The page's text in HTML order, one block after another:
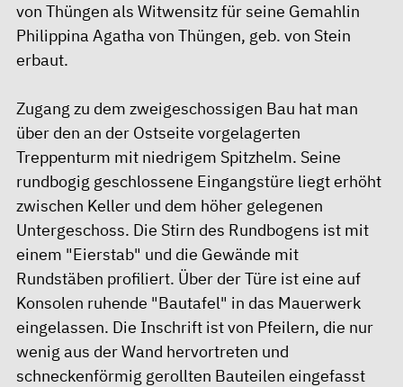
von Thüngen als Witwensitz für seine Gemahlin
Philippina Agatha von Thüngen, geb. von Stein
erbaut.
Zugang zu dem zweigeschossigen Bau hat man
über den an der Ostseite vorgelagerten
Treppenturm mit niedrigem Spitzhelm. Seine
rundbogig geschlossene Eingangstüre liegt erhöht
zwischen Keller und dem höher gelegenen
Untergeschoss. Die Stirn des Rundbogens ist mit
einem "Eierstab" und die Gewände mit
Rundstäben profiliert. Über der Türe ist eine auf
Konsolen ruhende "Bautafel" in das Mauerwerk
eingelassen. Die Inschrift ist von Pfeilern, die nur
wenig aus der Wand hervortreten und
schneckenförmig gerollten Bauteilen eingefasst